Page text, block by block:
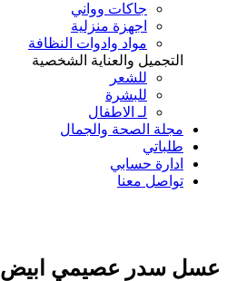
جاكات وواني
اجهزة منزلية
مواد وادوات النظافة
التجميل والعناية الشخصية
للشعر
للبشرة
لـ الاطفال
مجلة الصحة والجمال
طلباتي
ادارة حسابي
تواصل معنا
عسل سدر عصيمي ابيض